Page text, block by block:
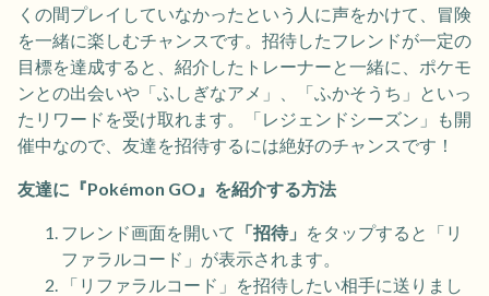
くの間プレイしていなかったという人に声をかけて、冒険
を一緒に楽しむチャンスです。招待したフレンドが一定の
目標を達成すると、紹介したトレーナーと一緒に、ポケモ
ンとの出会いや「ふしぎなアメ」、「ふかそうち」といっ
たリワードを受け取れます。「レジェンドシーズン」も開
催中なので、友達を招待するには絶好のチャンスです！
友達に『Pokémon GO』を紹介する方法
フレンド画面を開いて 「招待」 をタップすると「リ
ファラルコード」が表示されます。
「リファラルコード」を招待したい相手に送りまし